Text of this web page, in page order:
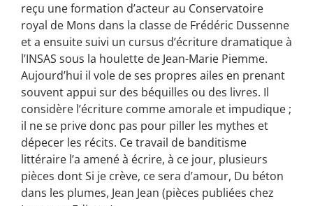
reçu une formation d’acteur au Conservatoire
royal de Mons dans la classe de Frédéric Dussenne
et a ensuite suivi un cursus d’écriture dramatique à
l’INSAS sous la houlette de Jean-Marie Piemme.
Aujourd’hui il vole de ses propres ailes en prenant
souvent appui sur des béquilles ou des livres. Il
considère l’écriture comme amorale et impudique ;
il ne se prive donc pas pour piller les mythes et
dépecer les récits. Ce travail de banditisme
littéraire l’a amené à écrire, à ce jour, plusieurs
pièces dont Si je crève, ce sera d’amour, Du béton
dans les plumes, Jean Jean (pièces publiées chez